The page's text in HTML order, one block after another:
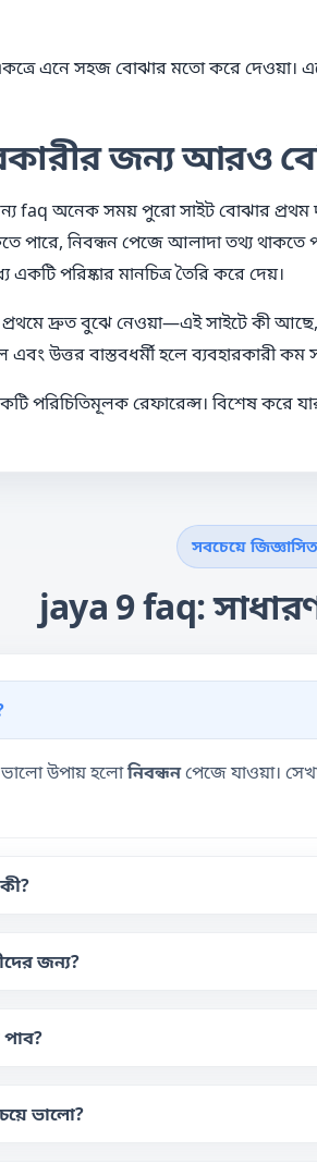
এনে সহজ বোঝার মতো করে দেওয়া।
জন্য আরও
faq অনেক সময় পুরো সাইট বোঝার
নিবন্ধন পেজে আলাদা তথ্য থাকতে
পরিষ্কার মানচিত্র তৈরি করে দেয়।
প্রথমে দ্রুত বুঝে নেওয়া—এই সাইটে কী
উত্তর বাস্তবধর্মী হলে ব্যবহারকারী কম
পরিচিতিমূলক রেফারেন্স। বিশেষ করে
সবচেয়ে জিজ্ঞাসিত
jaya 9 faq:
উপায় হলোনিবন্ধনপেজে যাওয়া।
জন্য?
ভালো?